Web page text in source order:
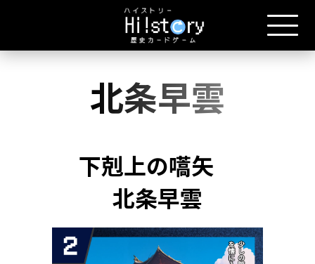
北条早雲
下剋上の嚆矢
北条早雲